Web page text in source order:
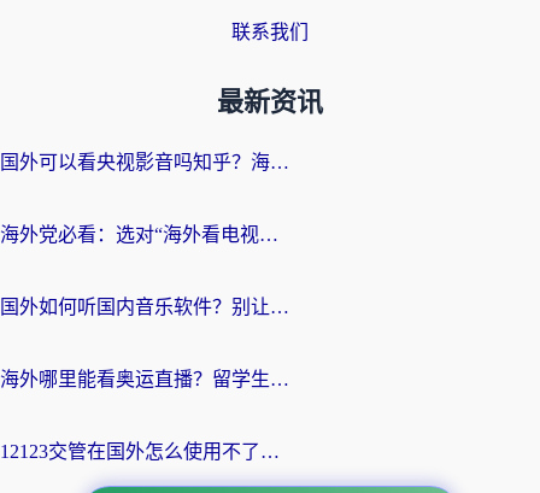
联系我们
最新资讯
国外可以看央视影音吗知乎？海外党亲测有效的回国加速方案
海外党必看：选对“海外看电视剧软件”，再也不用愁国内剧刷不了
国外如何听国内音乐软件？别让地域限制，断了你的中文歌单
海外哪里能看奥运直播？留学生&海外华人必看的体育赛事观赛终极指南
12123交管在国外怎么使用不了？海外华人必看的无缝访问国内资源指南